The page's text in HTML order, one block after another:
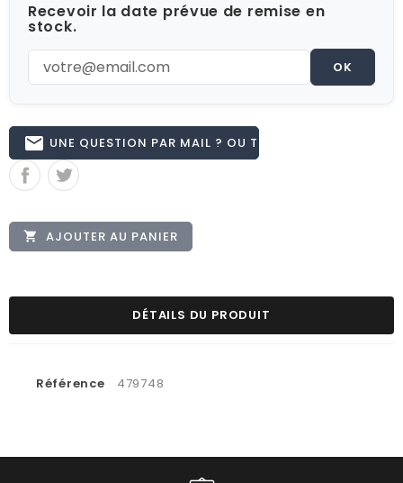
Recevoir la date prévue de remise en
stock.
OK
email UNE QUESTION PAR MAIL ? OU TÉL 02.51.62.16.59
 AJOUTER AU PANIER
DÉTAILS DU PRODUIT
Référence 479748